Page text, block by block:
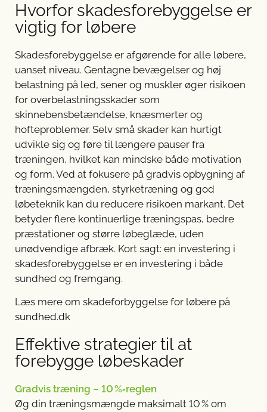
Hvorfor skadesforebyggelse er
vigtig for løbere
Skadesforebyggelse er afgørende for alle løbere,
uanset niveau. Gentagne bevægelser og høj
belastning på led, sener og muskler øger risikoen
for overbelastningsskader som
skinnebensbetændelse, knæsmerter og
hofteproblemer. Selv små skader kan hurtigt
udvikle sig og føre til længere pauser fra
træningen, hvilket kan mindske både motivation
og form. Ved at fokusere på gradvis opbygning af
træningsmængden, styrketræning og god
løbeteknik kan du reducere risikoen markant. Det
betyder flere kontinuerlige træningspas, bedre
præstationer og større løbeglæde, uden
unødvendige afbræk. Kort sagt: en investering i
skadesforebyggelse er en investering i både
sundhed og fremgang.
Læs mere om skadeforbyggelse for løbere på
sundhed.dk
Effektive strategier til at
forebygge løbeskader
Gradvis træning – 10%‐reglen
Øg din træningsmængde maksimalt 10% om